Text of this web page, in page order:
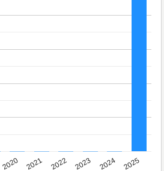
2020 2021 2022 2023 2024 2025